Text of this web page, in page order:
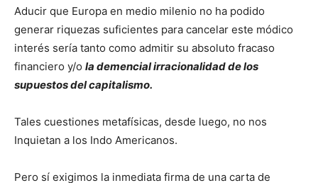
Aducir que Europa en medio milenio no ha podido
generar riquezas suficientes para cancelar este módico
interés sería tanto como admitir su absoluto fracaso
financiero y/o la demencial irracionalidad de los
supuestos del capitalismo.
Tales cuestiones metafísicas, desde luego, no nos
Inquietan a los Indo Americanos.
Pero sí exigimos la inmediata firma de una carta de